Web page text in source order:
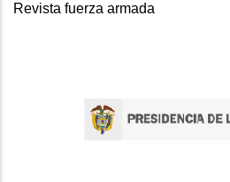
Revista fuerza armada